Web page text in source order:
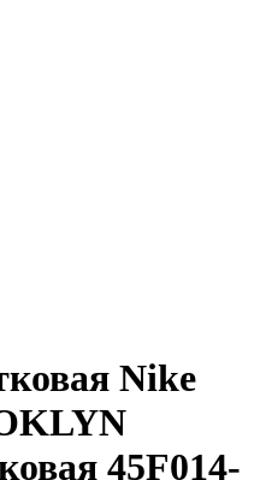
Nike
45F014-